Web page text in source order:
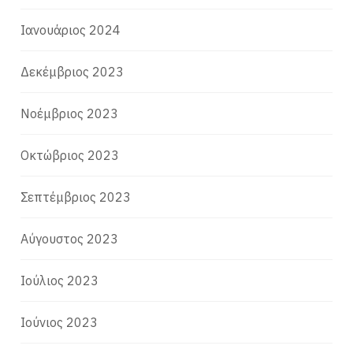
Ιανουάριος 2024
Δεκέμβριος 2023
Νοέμβριος 2023
Οκτώβριος 2023
Σεπτέμβριος 2023
Αύγουστος 2023
Ιούλιος 2023
Ιούνιος 2023